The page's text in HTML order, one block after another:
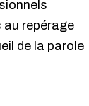
au repérage
de la parole